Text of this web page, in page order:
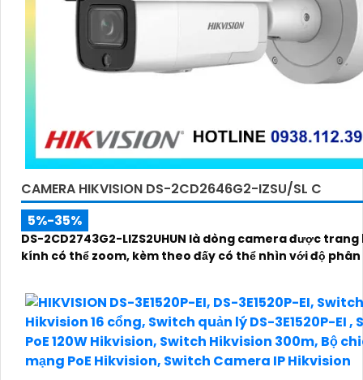
CAMERA HIKVISION DS-2CD2646G2-IZSU/SL C
5%-35%
DS-2CD2743G2-LIZS2UHUN là dòng camera được trang
kính có thể zoom, kèm theo đấy có thể nhìn với độ phân